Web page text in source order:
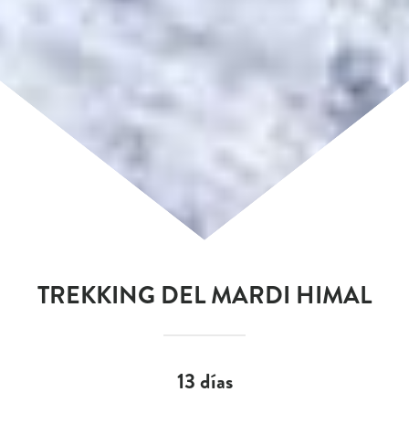
TREKKING DEL MARDI HIMAL
13 días